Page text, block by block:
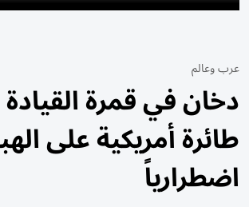
عرب وعالم
دخان في قمرة
طائرة أمريكية على
اضطرارياً